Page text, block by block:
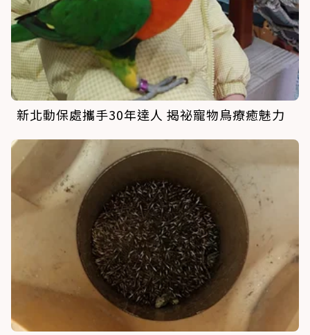
新北動保處攜手30年達人 揭祕寵物鳥療癒魅力